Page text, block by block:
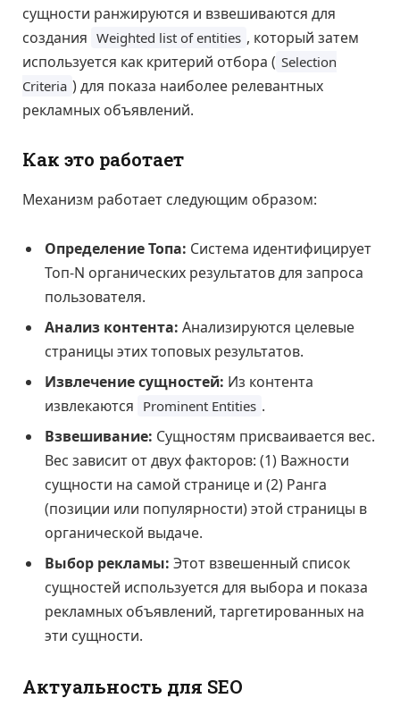
сущности ранжируются и взвешиваются для
создания Weighted list of entities , который затем
используется как критерий отбора ( Selection
Criteria ) для показа наиболее релевантных
рекламных объявлений.
Как это работает
Механизм работает следующим образом:
Определение Топа: Система идентифицирует
Топ-N органических результатов для запроса
пользователя.
Анализ контента: Анализируются целевые
страницы этих топовых результатов.
Извлечение сущностей: Из контента
извлекаются Prominent Entities .
Взвешивание: Сущностям присваивается вес.
Вес зависит от двух факторов: (1) Важности
сущности на самой странице и (2) Ранга
(позиции или популярности) этой страницы в
органической выдаче.
Выбор рекламы: Этот взвешенный список
сущностей используется для выбора и показа
рекламных объявлений, таргетированных на
эти сущности.
Актуальность для SEO